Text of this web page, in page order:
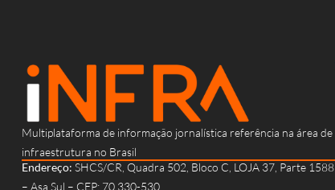
Multiplataforma de informação jornalística referência na área de
infraestrutura no Brasil
Endereço: SHCS/CR, Quadra 502, Bloco C, LOJA 37, Parte 1588
– Asa Sul – CEP: 70.330-530